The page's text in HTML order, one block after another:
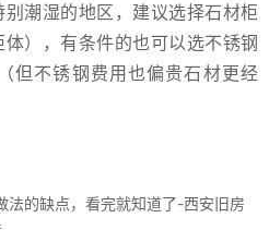
潮湿的地区，建议选择石材柜
），有条件的也可以选不锈钢
但不锈钢费用也偏贵石材更经